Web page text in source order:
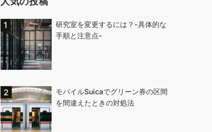
研究室を変更するには？-具体的な
手順と注意点-
モバイルSuicaでグリーン券の区間
を間違えたときの対処法